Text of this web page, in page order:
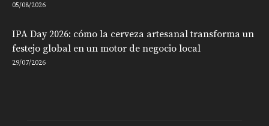
05/08/2026
IPA Day 2026: cómo la cerveza artesanal transforma un
festejo global en un motor de negocio local
29/07/2026